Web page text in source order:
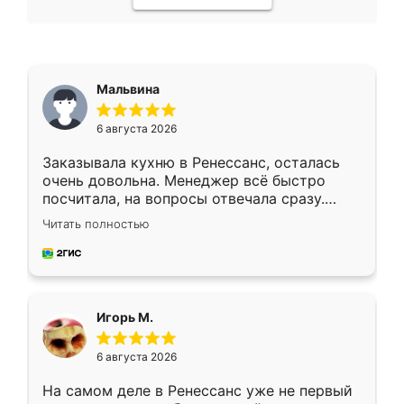
Мальвина
6 августа 2026
Заказывала кухню в Ренессанс, осталась
очень довольна. Менеджер всё быстро
посчитала, на вопросы отвечала сразу.
Замерщик приехал в субботу, подошёл к
делу со всей ответственностью. Собрали
за день, ребята работали аккуратно, даже
Читать полностью
Игорь М.
6 августа 2026
На самом деле в Ренессанс уже не первый